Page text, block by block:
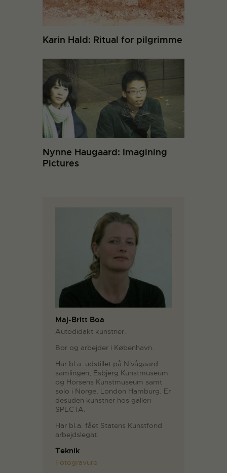
Karin Hald: Ritual for pilgrimme
Nynne Haugaard: Imagining
Pictures
Maj-Britt Boa
Autodidakt kunstner.
Bor og arbejder i København.
Har bl.a. udstillet på Nivågaard
samlingen, Esbjerg Kunstmuseum
og Horsens Kunstmuseum samt
solo i Norge, London Hamburg. Er
desuden kunstner hos galleri
SPECTA.
Har bl.a. fået Statens Kunstfond
arbejdslegat.
Teknik
Fotogravure